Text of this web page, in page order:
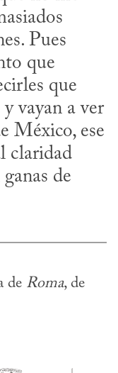
Pues
que
que
vayan a ver
México, ese
claridad
de
de Roma, de